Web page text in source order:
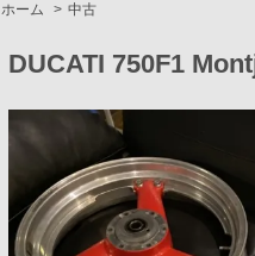
ホーム
> 中古
DUCATI 750F1